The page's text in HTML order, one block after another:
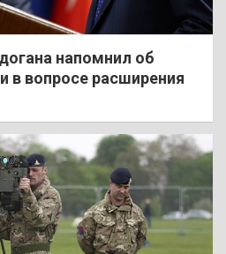
напомнил об
в вопросе расширения